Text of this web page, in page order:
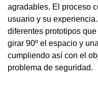
agradables. El proceso
usuario y su
diferentes prototipos
girar 90º el espacio y
cumpliendo así con el
problema de seguridad.